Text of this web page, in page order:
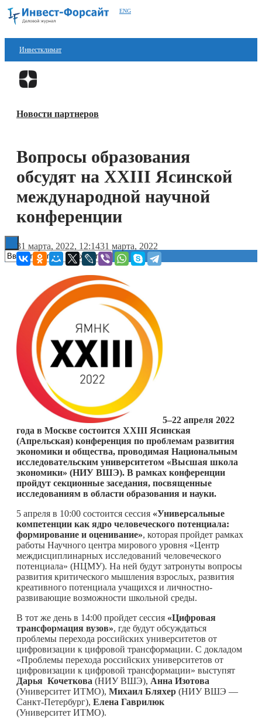
ENG
Инвестклимат
Финансы
Блокчейн
Технологии
Книги
Новости партнеров
Вопросы образования
обсудят на XXIII Ясинской
международной научной
конференции
31 марта, 2022, 12:1431 марта, 2022
5–22 апреля 2022
года в Москве состоится XXIII Ясинская
(Апрельская) конференция по проблемам развития
экономики и общества, проводимая Национальным
исследовательским университетом «Высшая школа
экономики» (НИУ ВШЭ). В рамках конференции
пройдут секционные заседания, посвященные
исследованиям в области образования и науки.
5 апреля в 10:00 состоится сессия «Универсальные
компетенции как ядро человеческого потенциала:
формирование и оценивание», которая пройдет рамках
работы Научного центра мирового уровня «Центр
междисциплинарных исследований человеческого
потенциала» (НЦМУ). На ней будут затронуты вопросы
развития критического мышления взрослых, развития
креативного потенциала учащихся и личностно-
развивающие возможности школьной среды.
В тот же день в 14:00 пройдет сессия «Цифровая
трансформация вузов», где будут обсуждаться
проблемы перехода российских университетов от
цифровизации к цифровой трансформации. С докладом
«Проблемы перехода российских университетов от
цифровизации к цифровой трансформации» выступят
Дарья Кочеткова (НИУ ВШЭ), Анна Изотова
(Университет ИТМО), Михаил Бляхер (НИУ ВШЭ —
Санкт-Петербург), Елена Гаврилюк
(Университет ИТМО).